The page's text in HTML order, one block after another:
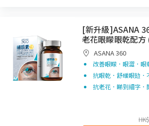
[新升級]ASANA
老花眼矇眼乾配方
ASANA 360
改善眼矇．眼澀．眼
抗眼乾．舒緩眼攰．
抗老花．睇到細字．
HK$